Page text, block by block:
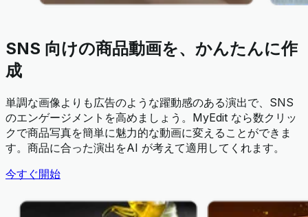
SNS 向けの商品動画を、かんたんに作
成
単調な画像よりも広告のような躍動感のある演出で、SNS
のエンゲージメントを高めましょう。MyEdit なら数クリッ
クで商品写真を簡単に魅力的な動画に変えることができま
す。商品に合った演出をAI が考えて適用してくれます。
今すぐ開始